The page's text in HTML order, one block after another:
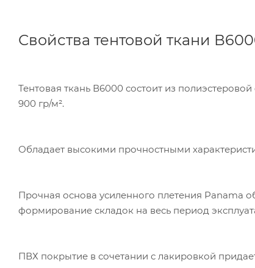
Свойства тентовой ткани
Тентовая ткань В6000 состоит из
900 гр/м².
Обладает высокими прочностными
Прочная основа усиленного плетения Panama
формирование складок на весь период
ПВХ покрытие в сочетании с лакировкой